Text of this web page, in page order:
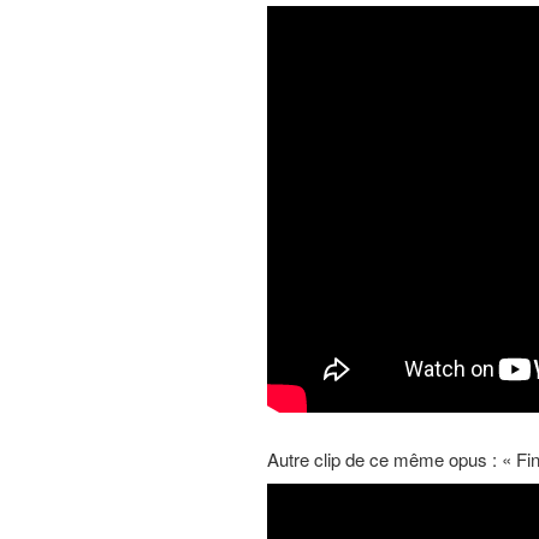
Autre clip de ce même opus : «